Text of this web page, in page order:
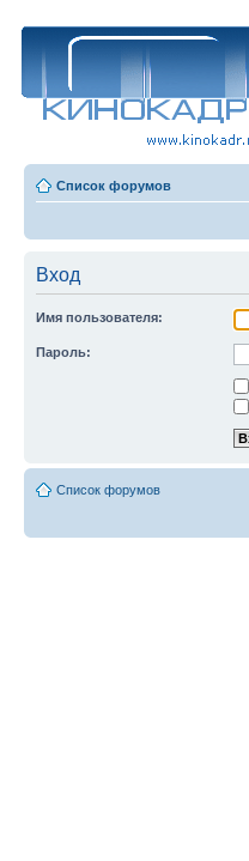
Список форумов
Вход
Имя пользователя:
Пароль:
Список форумов